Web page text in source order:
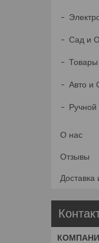
Сад и
Авто и
Ручной
О нас
Отзывы
Доставка